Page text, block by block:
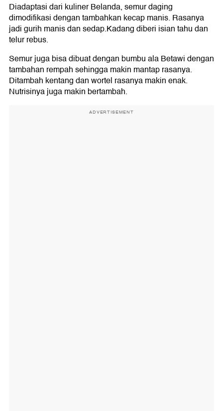
Diadaptasi dari kuliner Belanda, semur daging
dimodifikasi dengan tambahkan kecap manis. Rasanya
jadi gurih manis dan sedap.Kadang diberi isian tahu dan
telur rebus.
Semur juga bisa dibuat dengan bumbu ala Betawi dengan
tambahan rempah sehingga makin mantap rasanya.
Ditambah kentang dan wortel rasanya makin enak.
Nutrisinya juga makin bertambah.
ADVERTISEMENT